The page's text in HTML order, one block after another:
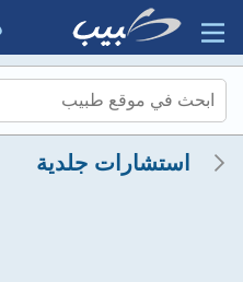
استشارات جلدية